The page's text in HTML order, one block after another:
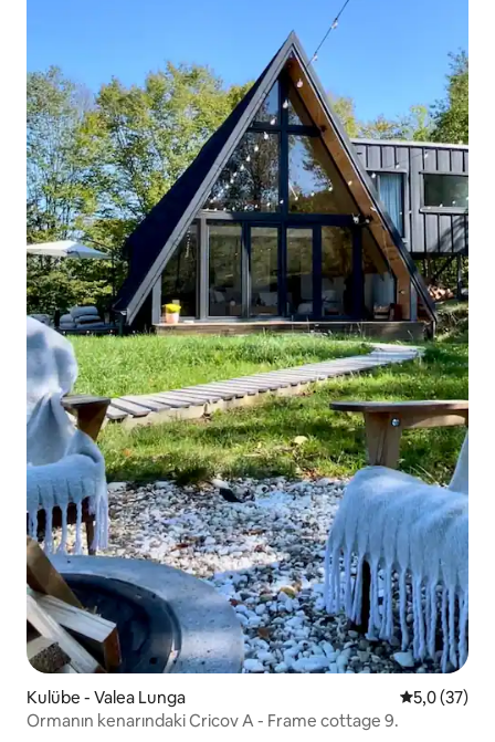
Kulübe - Valea Lunga 5 üzerinden
5,0 (37)
Ormanın kenarındaki Cricov A - Frame cottage 9.